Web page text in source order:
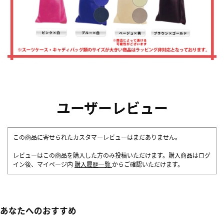
ユーザーレビュー
この商品に寄せられたカスタマーレビューはまだありません。
レビューはこの商品を購入した方のみ投稿いただけます。購入商品はログ
イン後、マイページ内 購入履歴一覧 からご確認いただけます。
あなたへのおすすめ